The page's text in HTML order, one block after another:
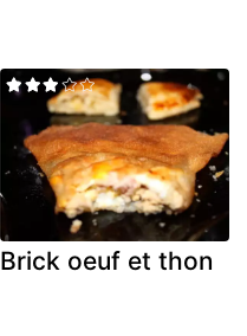
Brick oeuf et thon